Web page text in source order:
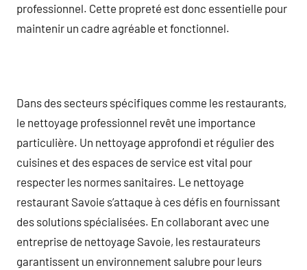
professionnel. Cette propreté est donc essentielle pour
maintenir un cadre agréable et fonctionnel.
Dans des secteurs spécifiques comme les restaurants,
le nettoyage professionnel revêt une importance
particulière. Un nettoyage approfondi et régulier des
cuisines et des espaces de service est vital pour
respecter les normes sanitaires. Le nettoyage
restaurant Savoie s’attaque à ces défis en fournissant
des solutions spécialisées. En collaborant avec une
entreprise de nettoyage Savoie, les restaurateurs
garantissent un environnement salubre pour leurs